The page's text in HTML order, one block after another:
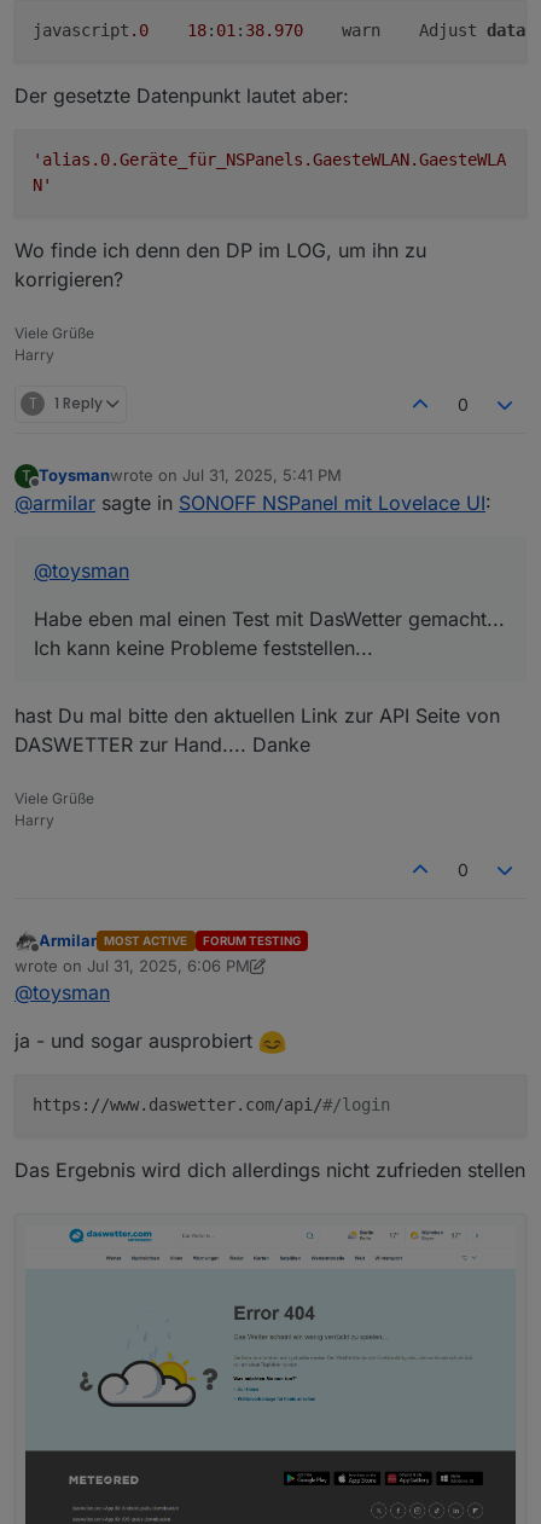
javascript .0 18: 01 : 38.970
	warn	Adjust
data
Der gesetzte Datenpunkt lautet aber:
'alias.0.Geräte_für_NSPanels.GaesteWLAN.GaesteWLA
N'
Wo finde ich denn den DP im LOG, um ihn zu
korrigieren?
Viele Grüße
Harry
T 1 Reply 0
T
Offline
Toysmanwrote on Jul 31, 2025, 5:41 PM
last edited by
@armilar sagte in SONOFF NSPanel mit Lovelace UI:
@toysman
Habe eben mal einen Test mit DasWetter gemacht...
Ich kann keine Probleme feststellen...
hast Du mal bitte den aktuellen Link zur API Seite von
DASWETTER zur Hand.... Danke
Viele Grüße
Harry
0
Offline
Armilar MOST ACTIVE FORUM TESTING
wrote on Jul 31, 2025, 6:06 PM
last edited by ArmilarJul 31, 2025, 8:10 PM
@toysman
ja - und sogar ausprobiert
https://www.daswetter.com/api/#/login
Das Ergebnis wird dich allerdings nicht zufrieden stellen